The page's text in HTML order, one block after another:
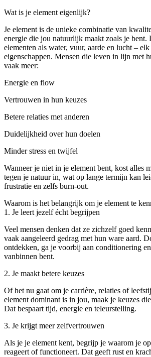
Wat is je element eigenlijk?
Je element is de unieke combinatie van
energie die jou natuurlijk maakt zoals je bent.
elementen als water, vuur, aarde en lucht –
eigenschappen. Mensen die leven in lijn met
vaak meer:
Energie en flow
Vertrouwen in hun keuzes
Betere relaties met anderen
Duidelijkheid over hun doelen
Minder stress en twijfel
Wanneer je niet in je element bent, kost alles
tegen je natuur in, wat op lange termijn kan
frustratie en zelfs burn-out.
Waarom is het belangrijk om je element te
1. Je leert jezelf écht begrijpen
Veel mensen denken dat ze zichzelf goed
vaak aangeleerd gedrag met hun ware aard.
ontdekken, ga je voorbij aan conditionering
vanbinnen bent.
2. Je maakt betere keuzes
Of het nu gaat om je carrière, relaties of
element dominant is in jou, maak je keuzes
Dat bespaart tijd, energie en teleurstelling.
3. Je krijgt meer zelfvertrouwen
Als je je element kent, begrijp je waarom je
reageert of functioneert. Dat geeft rust en